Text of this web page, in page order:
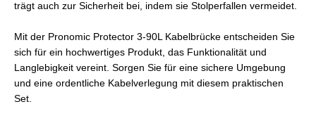
trägt auch zur Sicherheit bei, indem sie Stolperfallen vermeidet.
Mit der Pronomic Protector 3-90L Kabelbrücke entscheiden Sie
sich für ein hochwertiges Produkt, das Funktionalität und
Langlebigkeit vereint. Sorgen Sie für eine sichere Umgebung
und eine ordentliche Kabelverlegung mit diesem praktischen
Set.